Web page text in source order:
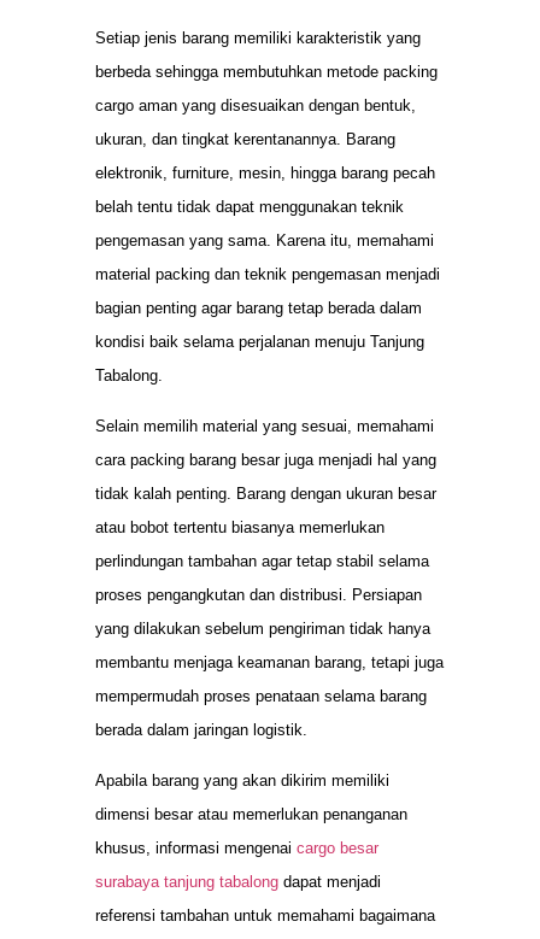
Setiap jenis barang memiliki karakteristik yang
berbeda sehingga membutuhkan metode packing
cargo aman yang disesuaikan dengan bentuk,
ukuran, dan tingkat kerentanannya. Barang
elektronik, furniture, mesin, hingga barang pecah
belah tentu tidak dapat menggunakan teknik
pengemasan yang sama. Karena itu, memahami
material packing dan teknik pengemasan menjadi
bagian penting agar barang tetap berada dalam
kondisi baik selama perjalanan menuju Tanjung
Tabalong.
Selain memilih material yang sesuai, memahami
cara packing barang besar juga menjadi hal yang
tidak kalah penting. Barang dengan ukuran besar
atau bobot tertentu biasanya memerlukan
perlindungan tambahan agar tetap stabil selama
proses pengangkutan dan distribusi. Persiapan
yang dilakukan sebelum pengiriman tidak hanya
membantu menjaga keamanan barang, tetapi juga
mempermudah proses penataan selama barang
berada dalam jaringan logistik.
Apabila barang yang akan dikirim memiliki
dimensi besar atau memerlukan penanganan
khusus, informasi mengenai cargo besar
surabaya tanjung tabalong dapat menjadi
referensi tambahan untuk memahami bagaimana